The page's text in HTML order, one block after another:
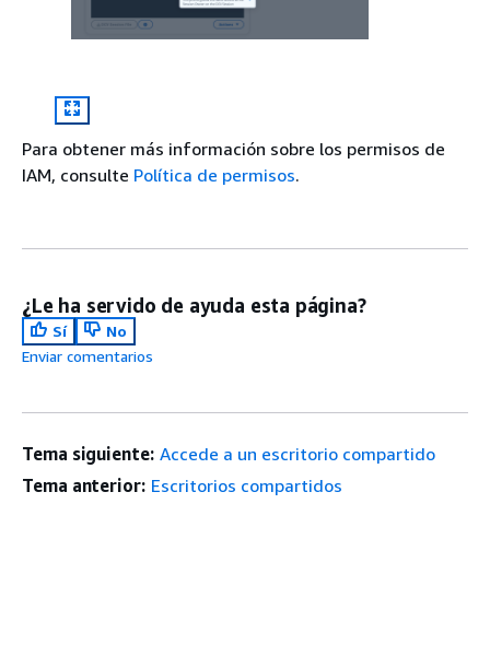
Para obtener más información sobre los permisos de
IAM, consulte Política de permisos.
¿Le ha servido de ayuda esta página?
Sí
No
Enviar comentarios
Tema siguiente: Accede a un escritorio compartido
Tema anterior: Escritorios compartidos